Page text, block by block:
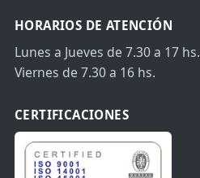
HORARIOS DE ATENCIÓN
Lunes a Jueves de 7.30 a 17 hs.
Viernes de 7.30 a 16 hs.
CERTIFICACIONES